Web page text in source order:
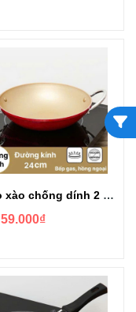
Chảo xào chống dính 2 quai Rainy RNC-24TT2Q
59.000₫